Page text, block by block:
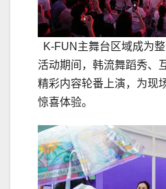
K-FUN主舞台区域成为整
活动期间，韩流舞蹈秀、
精彩内容轮番上演，为现
惊喜体验。